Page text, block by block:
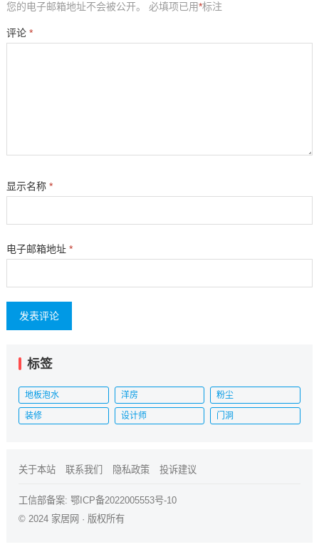
您的电子邮箱地址不会被公开。 必填项已用*标注
评论 *
显示名称 *
电子邮箱地址 *
标签
地板泡水 洋房 粉尘
装修 设计师 门洞
关于本站 联系我们 隐私政策 投诉建议
工信部备案: 鄂ICP备2022005553号-10
© 2024 家居网 · 版权所有